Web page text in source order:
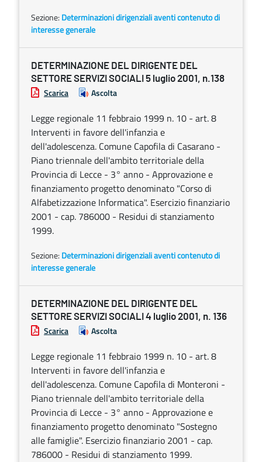
Sezione: Determinazioni dirigenziali aventi contenuto di
interesse generale
DETERMINAZIONE DEL DIRIGENTE DEL
SETTORE SERVIZI SOCIALI 5 luglio 2001, n.138
Scarica Ascolta
Legge regionale 11 febbraio 1999 n. 10 - art. 8
Interventi in favore dell'infanzia e
dell'adolescenza. Comune Capofila di Casarano -
Piano triennale dell'ambito territoriale della
Provincia di Lecce - 3° anno - Approvazione e
finanziamento progetto denominato "Corso di
Alfabetizzazione Informatica". Esercizio finanziario
2001 - cap. 786000 - Residui di stanziamento
1999.
Sezione: Determinazioni dirigenziali aventi contenuto di
interesse generale
DETERMINAZIONE DEL DIRIGENTE DEL
SETTORE SERVIZI SOCIALI 4 luglio 2001, n. 136
Scarica Ascolta
Legge regionale 11 febbraio 1999 n. 10 - art. 8
Interventi in favore dell'infanzia e
dell'adolescenza. Comune Capofila di Monteroni -
Piano triennale dell'ambito territoriale della
Provincia di Lecce - 3° anno - Approvazione e
finanziamento progetto denominato "Sostegno
alle famiglie". Esercizio finanziario 2001 - cap.
786000 - Residui di stanziamento 1999.